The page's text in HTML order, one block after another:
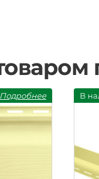
Подробнее В